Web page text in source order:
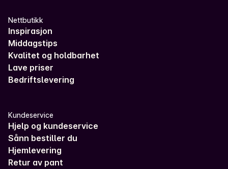
Nettbutikk
Inspirasjon
Middagstips
Kvalitet og holdbarhet
Lave priser
Bedriftslevering
Kundeservice
Hjelp og kundeservice
Sånn bestiller du
Hjemlevering
Retur av pant